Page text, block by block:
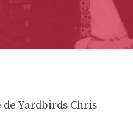
Yardbirds Chris